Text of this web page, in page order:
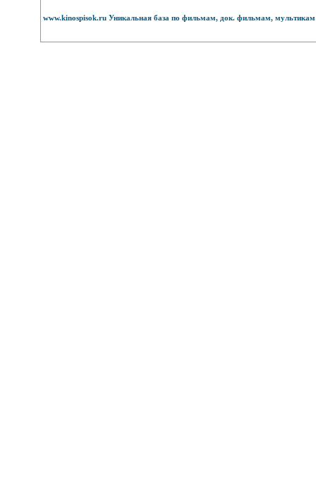
www.kinospisok.ru Уникальная база по фильмам, док. фильмам,